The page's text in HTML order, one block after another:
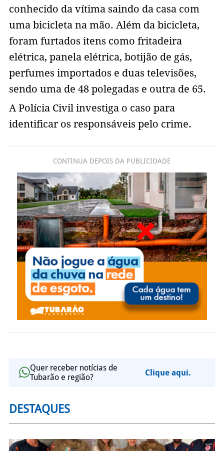
conhecido da vítima saindo da casa com
uma bicicleta na mão. Além da bicicleta,
foram furtados itens como fritadeira
elétrica, panela elétrica, botijão de gás,
perfumes importados e duas televisões,
sendo uma de 48 polegadas e outra de 65.
A Polícia Civil investiga o caso para
identificar os responsáveis pelo crime.
CONTINUA DEPOIS DA PUBLICIDADE
Quer receber notícias de
Tubarão e região?
Clique aqui.
DESTAQUES